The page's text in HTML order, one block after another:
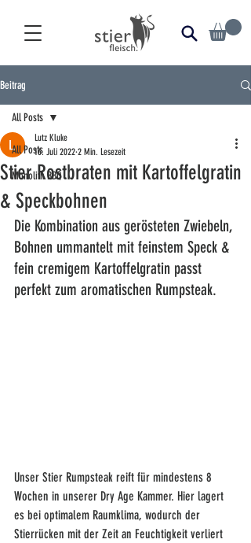
Beitrag
All Posts
Monolith BBQ
All Posts
Stier Rostbraten mit Kartoffelgratin
& Speckbohnen
Lutz Kluke
16. Juli 2022 2 Min. Lesezeit
Die Kombination aus gerösteten Zwiebeln,
Bohnen ummantelt mit feinstem Speck &
fein cremigem Kartoffelgratin passt
perfekt zum aromatischen Rumpsteak.
Unser Stier Rumpsteak reift für mindestens 8
Wochen in unserer Dry Age Kammer. Hier lagert
es bei optimalem Raumklima, wodurch der
Stierrücken mit der Zeit an Feuchtigkeit verliert